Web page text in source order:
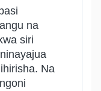
na
siri
Na